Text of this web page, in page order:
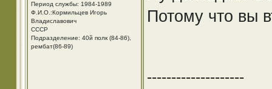
Период службы: 1984-1989
Ф.И.О.:Кормильцев Игорь
Владиславович
СССР
Подразделение: 40й полк (84-86),
рембат(86-89)
Потому что вы
--------------------